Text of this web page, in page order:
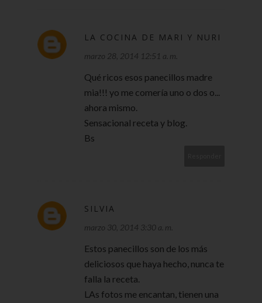
LA COCINA DE MARI Y NURI
marzo 28, 2014 12:51 a. m.
Qué ricos esos panecillos madre
mia!!! yo me comería uno o dos o...
ahora mismo.
Sensacional receta y blog.
Bs
SILVIA
marzo 30, 2014 3:30 a. m.
Estos panecillos son de los más
deliciosos que haya hecho, nunca te
falla la receta.
LAs fotos me encantan, tienen una